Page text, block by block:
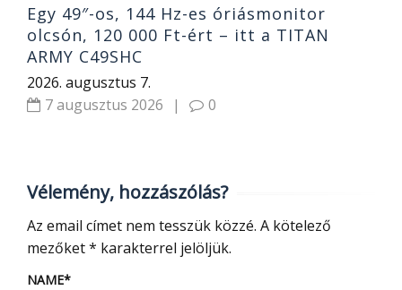
Egy 49″-os, 144 Hz-es óriásmonitor
olcsón, 120 000 Ft-ért – itt a TITAN
ARMY C49SHC
2026. augusztus 7.
7 augusztus 2026
| 0
Vélemény, hozzászólás?
Az email címet nem tesszük közzé. A kötelező
mezőket* karakterrel jelöljük.
NAME*